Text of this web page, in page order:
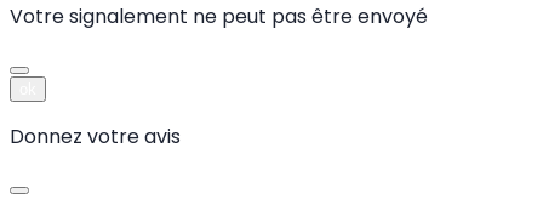
Votre signalement ne peut pas être envoyé
Donnez votre avis